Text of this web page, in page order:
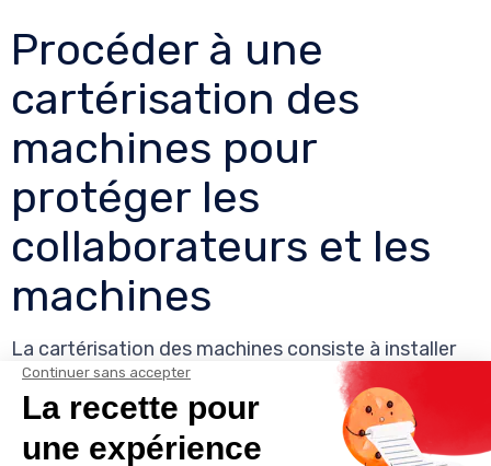
Procéder à une
cartérisation des
machines pour
protéger les
collaborateurs et les
machines
La cartérisation des machines consiste à installer
des protections rigides autour des parties mobiles
dangereuses, telles que les engrenages, les poulies
et les arbres de transmission. Ces protections